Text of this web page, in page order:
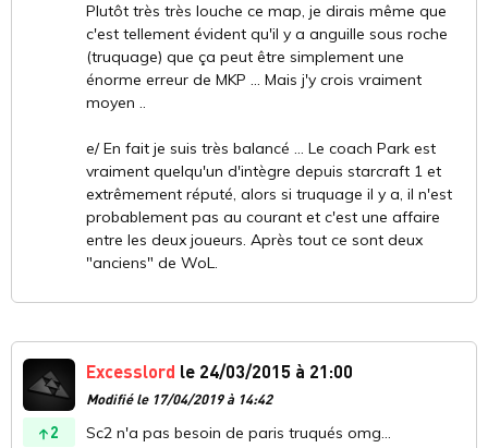
Plutôt très très louche ce map, je dirais même que
c'est tellement évident qu'il y a anguille sous roche
(truquage) que ça peut être simplement une
énorme erreur de MKP ... Mais j'y crois vraiment
moyen ..
e/ En fait je suis très balancé ... Le coach Park est
vraiment quelqu'un d'intègre depuis starcraft 1 et
extrêmement réputé, alors si truquage il y a, il n'est
probablement pas au courant et c'est une affaire
entre les deux joueurs. Après tout ce sont deux
"anciens" de WoL.
2
Excesslord le 24/03/2015 à 21:00
Modifié le 17/04/2019 à 14:42
Sc2 n'a pas besoin de paris truqués omg...